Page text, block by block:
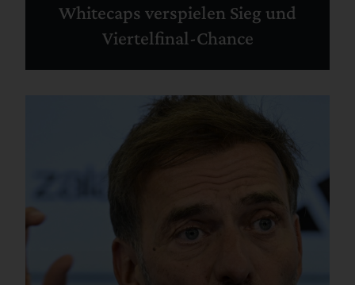
Whitecaps verspielen Sieg und
Viertelfinal-Chance